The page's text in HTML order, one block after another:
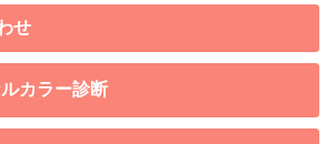
せ
カラー診断